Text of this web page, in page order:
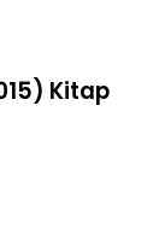
Kitap